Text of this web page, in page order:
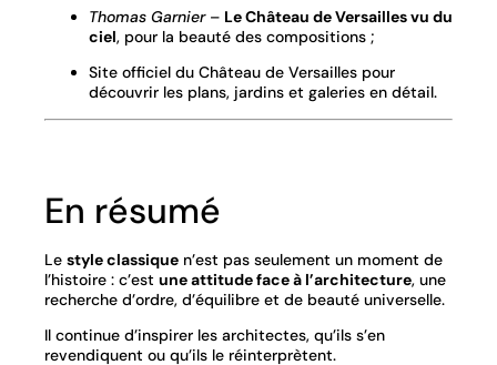
Thomas Garnier– Le Château de Versailles vu du
ciel, pour la beauté des compositions ;
Site officiel du Château de Versailles pour
découvrir les plans, jardins et galeries en détail.
En résumé
Le style classique n’est pas seulement un moment de
l’histoire : c’est une attitude face à l’architecture, une
recherche d’ordre, d’équilibre et de beauté universelle.
Il continue d’inspirer les architectes, qu’ils s’en
revendiquent ou qu’ils le réinterprètent.